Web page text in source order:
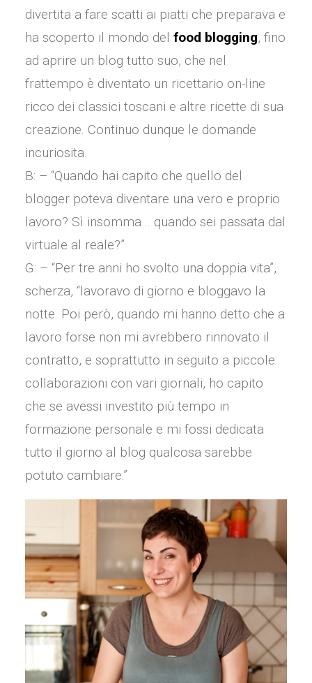
divertita a fare scatti ai piatti che preparava e
ha scoperto il mondo del food blogging, fino
ad aprire un blog tutto suo, che nel
frattempo è diventato un ricettario on-line
ricco dei classici toscani e altre ricette di sua
creazione. Continuo dunque le domande
incuriosita.
B: – “Quando hai capito che quello del
blogger poteva diventare una vero e proprio
lavoro? Sì insomma… quando sei passata dal
virtuale al reale?”
G: – “Per tre anni ho svolto una doppia vita”,
scherza, “lavoravo di giorno e bloggavo la
notte. Poi però, quando mi hanno detto che a
lavoro forse non mi avrebbero rinnovato il
contratto, e soprattutto in seguito a piccole
collaborazioni con vari giornali, ho capito
che se avessi investito più tempo in
formazione personale e mi fossi dedicata
tutto il giorno al blog qualcosa sarebbe
potuto cambiare.”